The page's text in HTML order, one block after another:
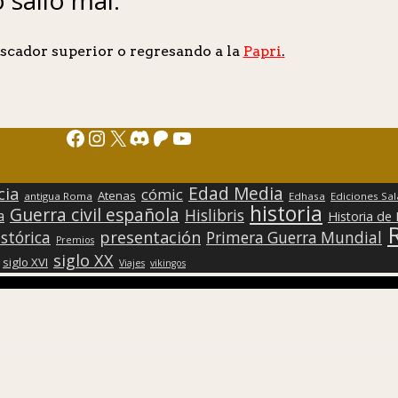
superior o regresando a la Papri.
Facebook
Instagram
X Discord
Patreon
YouTube
antigua Roma Atenas cómic Edad Media Edhasa Ediciones
Guerra civil española Hislibris historia Historia de
Premios presentación Primera Guerra Mundial
siglo XVI siglo XX Viajes vikingos